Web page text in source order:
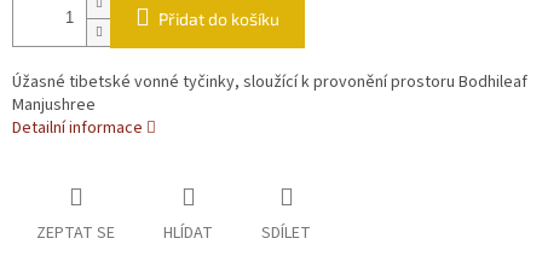
Přidat do košíku
Úžasné tibetské vonné tyčinky, sloužící k provonění prostoru Bodhileaf
Manjushree
Detailní informace
ZEPTAT SE HLÍDAT SDÍLET